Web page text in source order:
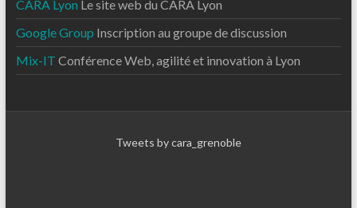
CARA Lyon Le site web du CARA Lyon
Google Group Inscription au groupe de discussion
Mix-IT Conférence Web, agilité et innovation à Lyon
Tweets by cara_grenoble